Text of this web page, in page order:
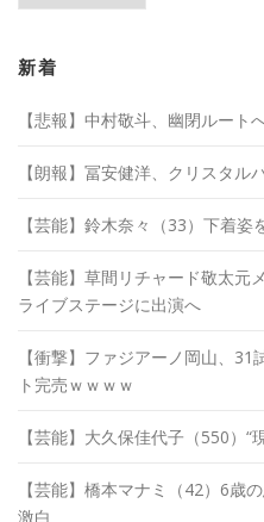
ブ
新着
【悲報】中村敬斗、幽閉ルー
【朗報】冨安健洋、クリスタル
【芸能】鈴木奈々（33）下着
【芸能】草間リチャード敬太
ライブステージに出演へ
【衝撃】ファジアーノ岡山、
ト完売ｗｗｗｗ
【芸能】大久保佳代子（550）“
【芸能】橋本マナミ（42）6歳
激白